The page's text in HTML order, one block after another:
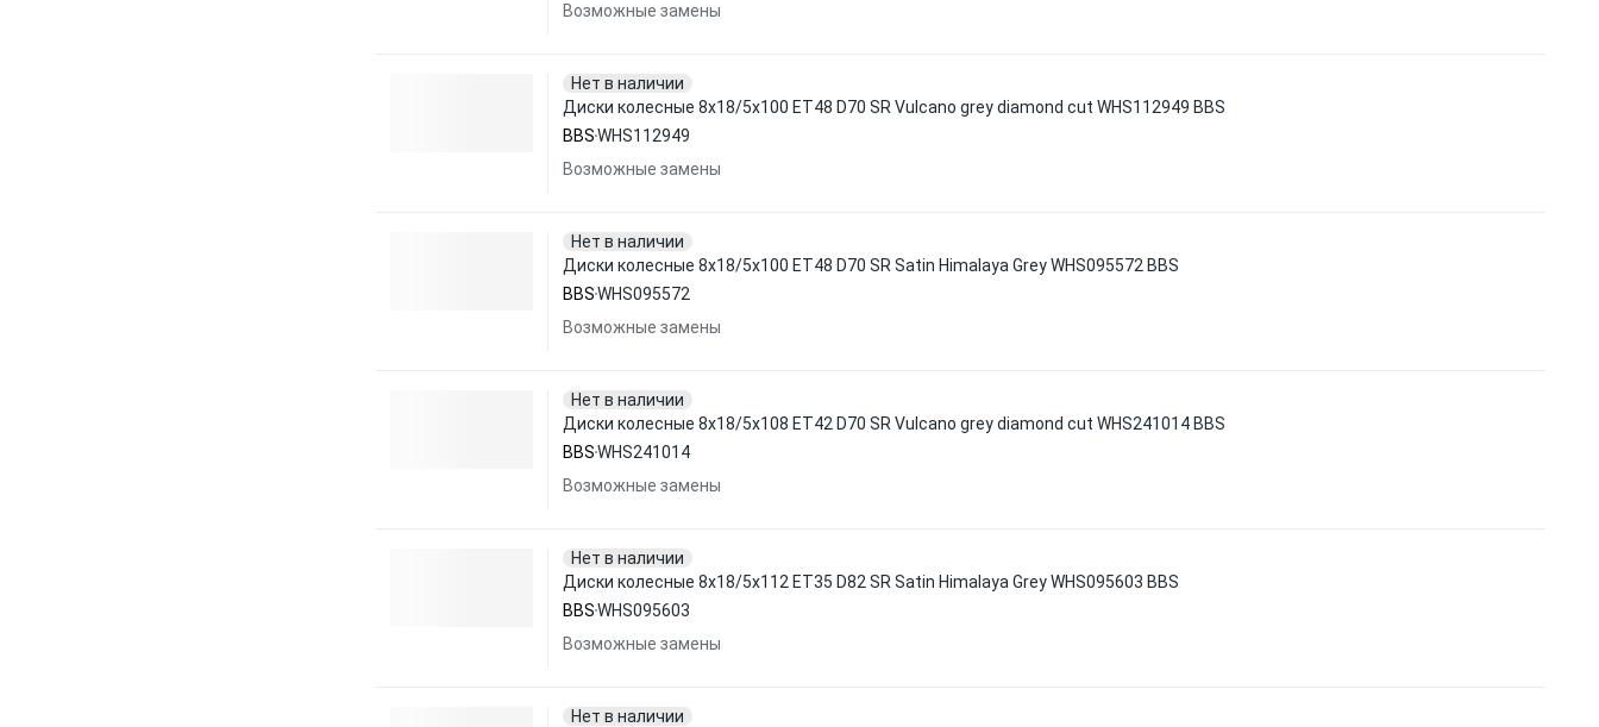
Возможные замены
Нет в наличии
Диски колесные 8x18/5x100 ET48 D70 SR Vulcano grey diamond cut WHS112949 BBS
BBSWHS112949
Возможные замены
Нет в наличии
Диски колесные 8x18/5x100 ET48 D70 SR Satin Himalaya Grey WHS095572 BBS
BBSWHS095572
Возможные замены
Нет в наличии
Диски колесные 8x18/5x108 ET42 D70 SR Vulcano grey diamond cut WHS241014 BBS
BBSWHS241014
Возможные замены
Нет в наличии
Диски колесные 8x18/5x112 ET35 D82 SR Satin Himalaya Grey WHS095603 BBS
BBSWHS095603
Возможные замены
Нет в наличии